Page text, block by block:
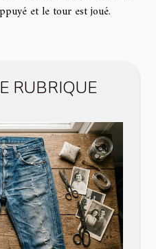
et le tour est joué.
RUBRIQUE